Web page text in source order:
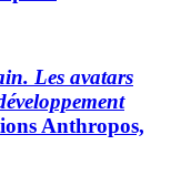
Les avatars
Anthropos,